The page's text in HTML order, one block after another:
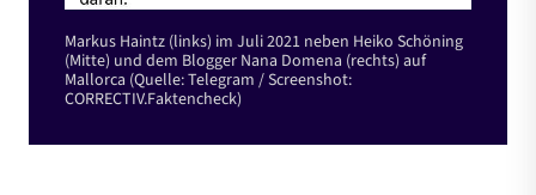
Markus Haintz (links) im Juli 2021 neben Heiko Schöning
(Mitte) und dem Blogger Nana Domena (rechts) auf
Mallorca (Quelle: Telegram / Screenshot:
CORRECTIV.Faktencheck)